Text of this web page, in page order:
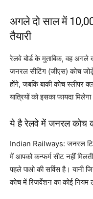
अगले दो साल में
तैयारी
रेलवे बोर्ड के मुताबिक, वह
जनरल सीटिंग (जीएस) कोच
होंगे, जबकि बाकी कोच स्लीपर
यात्रियों को इसका फायदा
ये है रेलवे में जनरल कोच
Indian Railways: जनरल
में आपको कन्फर्म सीट नहीं
पहले पाओ की सर्विस है। यानी
कोच में रिजर्वेशन का कोई नियम